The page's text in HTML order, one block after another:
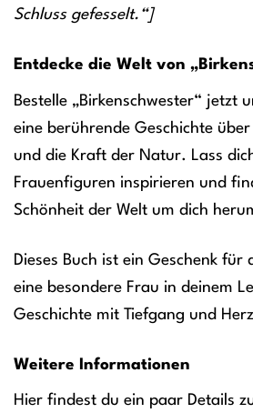
Schluss gefesselt.“]
Entdecke die Welt von
Bestelle „Birkenschwester“ jetzt
eine berührende Geschichte
und die Kraft der Natur. Lass
Frauenfiguren inspirieren und
Schönheit der Welt um dich
Dieses Buch ist ein Geschenk
eine besondere Frau in deinem
Geschichte mit Tiefgang und
Weitere Informationen
Hier findest du ein paar Details